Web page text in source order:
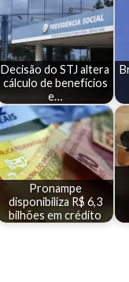
Decisão do STJ altera
cálculo de benefícios
e…
Pronampe
disponibiliza R$ 6,3
bilhões em crédito